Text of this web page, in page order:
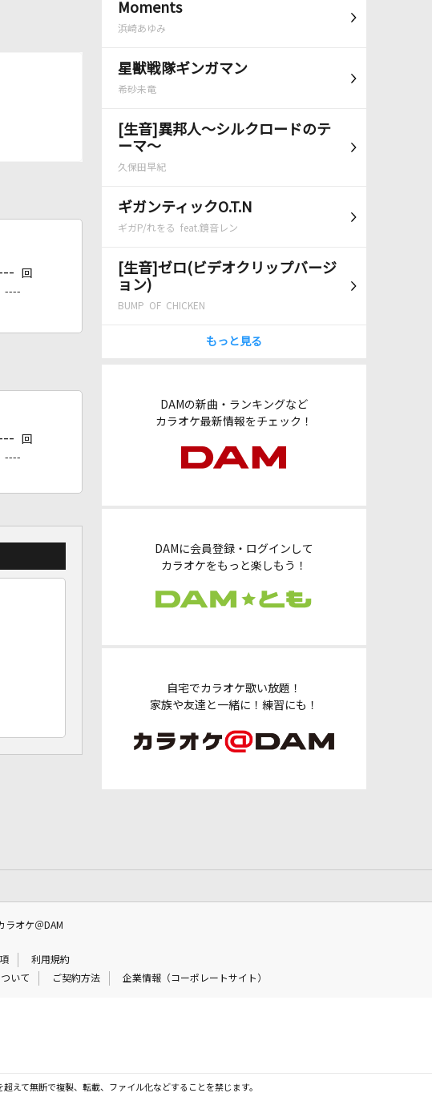
Moments
浜崎あゆみ
星獣戦隊ギンガマン
希砂未竜
[生音]異邦人～シルクロードのテ
ーマ～
久保田早紀
ギガンティックO.T.N
ギガP/れをる feat.鏡音レン
[生音]ゼロ(ビデオクリップバージ
ョン)
BUMP OF CHICKEN
もっと見る
DAMの新曲・ランキングなど
カラオケ最新情報をチェック！
DAMに会員登録・ログインして
カラオケをもっと楽しもう！
自宅でカラオケ歌い放題！
家族や友達と一緒に！練習にも！
回
----
回
----
ラオケ＠DAM
利用規約
いて ご契約方法 企業情報（コーポレートサイト）
えて無断で複製、転載、ファイル化などすることを禁じます。